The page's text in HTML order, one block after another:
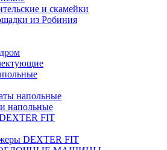
и скамейки
из Робиния
напольные
напольные
FIT
DEXTER FIT